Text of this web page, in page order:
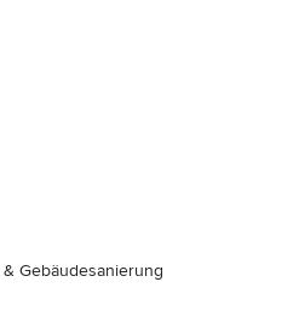
Gebäudesanierung